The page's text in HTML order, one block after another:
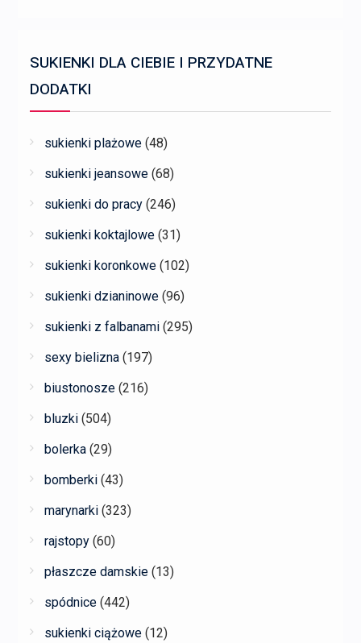
SUKIENKI DLA CIEBIE I PRZYDATNE
DODATKI
sukienki plażowe (48)
sukienki jeansowe (68)
sukienki do pracy (246)
sukienki koktajlowe (31)
sukienki koronkowe (102)
sukienki dzianinowe (96)
sukienki z falbanami (295)
sexy bielizna (197)
biustonosze (216)
bluzki (504)
bolerka (29)
bomberki (43)
marynarki (323)
rajstopy (60)
płaszcze damskie (13)
spódnice (442)
sukienki ciążowe (12)